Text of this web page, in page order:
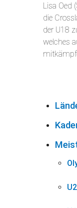
Lisa Oed
die
der U18
welches